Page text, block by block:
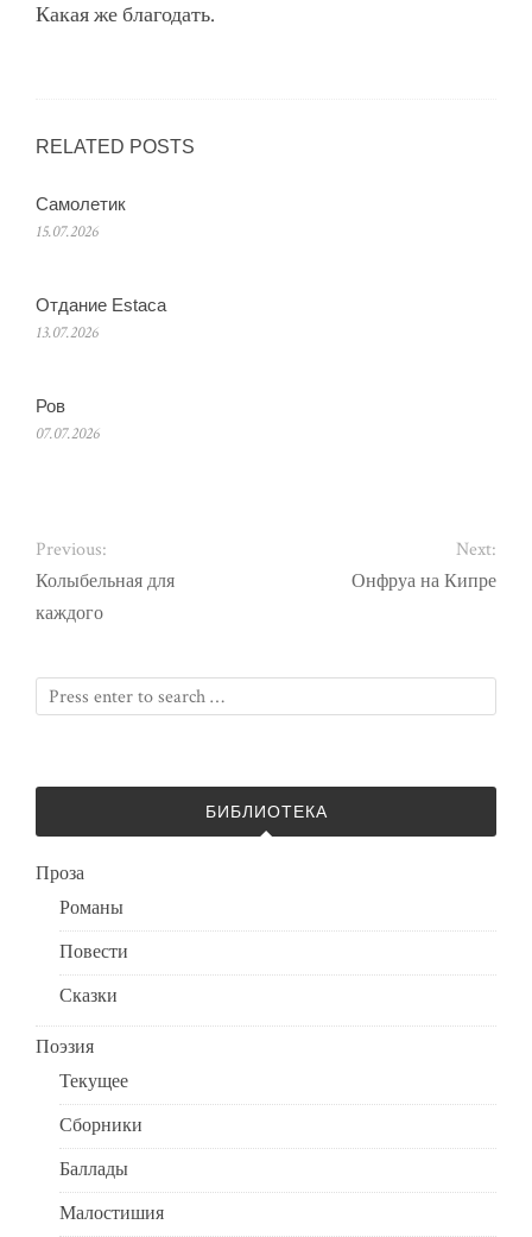
Какая же благодать.
RELATED POSTS
Самолетик
15.07.2026
Отдание Estaca
13.07.2026
Ров
07.07.2026
Previous:
Колыбельная для
каждого
Next:
Онфруа на Кипре
БИБЛИОТЕКА
Проза
Романы
Повести
Сказки
Поэзия
Текущее
Сборники
Баллады
Малостишия